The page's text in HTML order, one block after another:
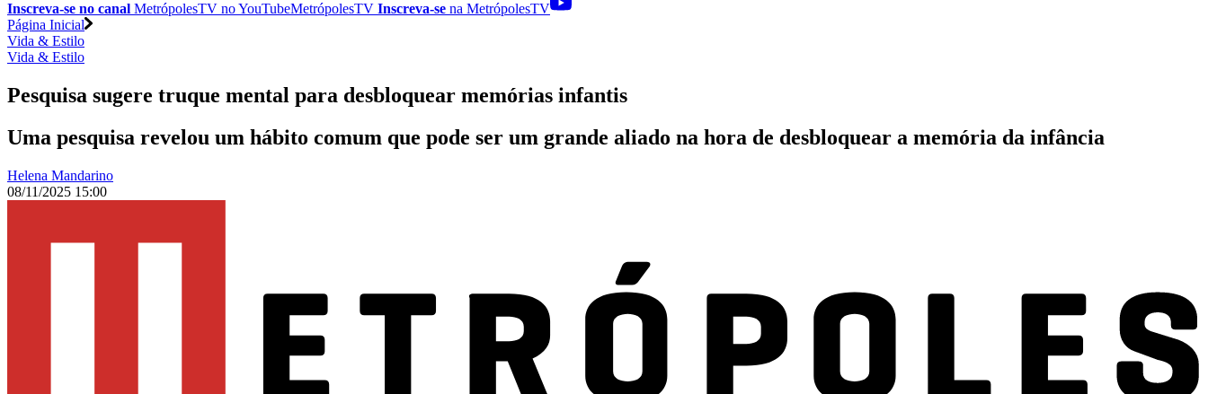
Inscreva-se no canal MetrópolesTV noYouTubeMetrópolesTV Inscreva-se na MetrópolesTV
Página Inicial
Vida & Estilo
Vida & Estilo
Pesquisa sugere truque mental para desbloquear memórias infantis
Uma pesquisa revelou um hábito comum que pode ser um grande aliado na hora de desbloquear a memória da infância
Helena Mandarino
08/11/2025 15:00